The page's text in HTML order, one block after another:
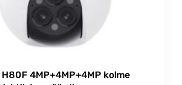
H80F 4MP+4MP+4MP kolme